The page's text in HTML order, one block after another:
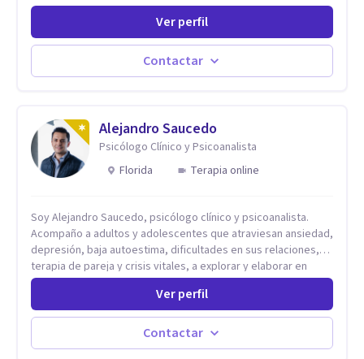
comprensión. Si no logras definir proyectos, objetivos,
sueños, deseos. Si pensás que lo que te pasa no es tan
grave, pero podría ayudar. Si estás en adicciones y tu
intención es hacer algo con lo que te está pasando. No dudes
en comunicarte a fin de comenzar a resolver la situación que
Ver perfil
Contactar
Alejandro Saucedo
Psicólogo Clínico y Psicoanalista
Florida
Terapia online
Soy Alejandro Saucedo, psicólogo clínico y psicoanalista.
Acompaño a adultos y adolescentes que atraviesan ansiedad,
depresión, baja autoestima, dificultades en sus relaciones,
terapia de pareja y crisis vitales, a explorar y elaborar en
profundidad los conflictos internos que generan malestar en
autoconocimiento y análisis, es posible acceder a las
historias personales, elaborar las experiencias del pasado y
resignificarlas, liberando su influencia para construir un futuro
Ver perfil
Contactar